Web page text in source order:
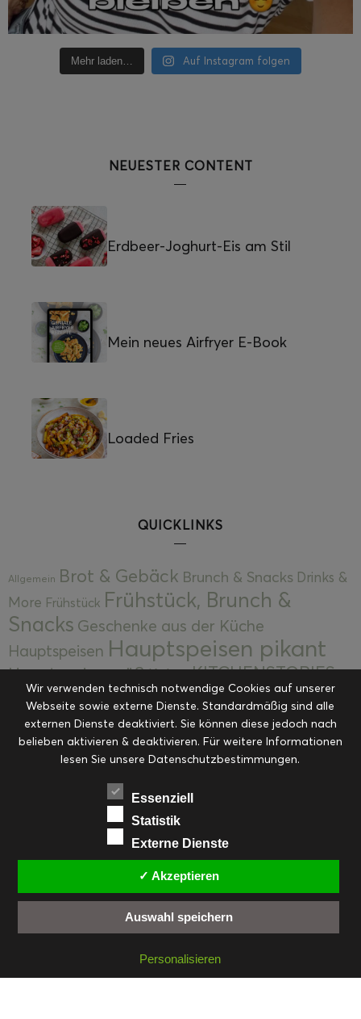
Mehr laden… Auf Instagram folgen
NEUESTER CONTENT
Erdbeer-Joghurt-Eis am Stil
Mein neues Airfryer E-Book
Loaded Fries
QUICKLINKS
Allgemein Brot & Gebäck Brunch & Snacks Drinks &
More Frühstück Frühstück, Brunch &
Snacks Geschenke aus der Küche
Hauptspeisen Hauptspeisen pikant
Hauptspeisen süßKekseKITCHENSTORIES
Kuchen, Torten & Desserts Kuchen und
Desserts Kulinarik Kulinarische Mitbringsel &
Eingemachtes Ohne Kategorie Ostern Resteküche
RezepteSaisonalSliderStartseite
Suppen, Salate & Vorspeisen
Vorspeisen, Salate & Suppen
Weihnachten Workshops & Events
FACEBOOK PINTEREST
EMAIL
INSTAGRAM
© cookiteasy.at by Simone Kemptner | powered byECKER Digital IT Solutions
Wir verwenden technisch notwendige Cookies auf unserer
Webseite sowie externe Dienste. Standardmäßig sind alle
externen Dienste deaktiviert. Sie können diese jedoch nach
belieben aktivieren & deaktivieren. Für weitere Informationen
lesen Sie unsere Datenschutzbestimmungen.
Essenziell
Statistik
Externe Dienste
✓ Akzeptieren
Auswahl speichern
Personalisieren